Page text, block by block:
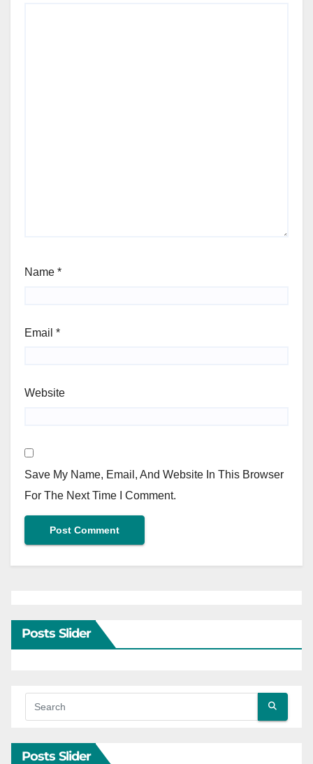
Name *
Email *
Website
Save My Name, Email, And Website In This Browser
For The Next Time I Comment.
Posts Slider
Posts Slider